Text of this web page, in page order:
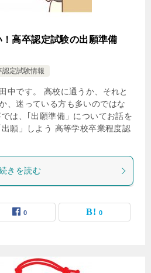
高卒認定試験の出願準備
認定試験情報
中です。 高校に通うか、それと
、迷っている方も多いのではな
は、｢出願準備」についてお話を
願」しよう 高等学校卒業程度認
きを読む
0 0